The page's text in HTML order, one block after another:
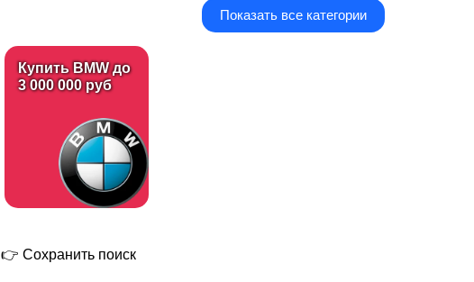
Подметательно-
уборочные машины
Другое
Показать все категории
Купить BMW до
3 000 000 руб
👉 Сохранить поиск